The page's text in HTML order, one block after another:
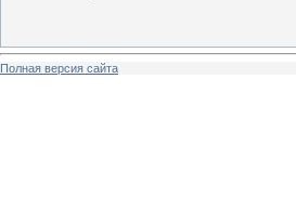
Полная версия сайта